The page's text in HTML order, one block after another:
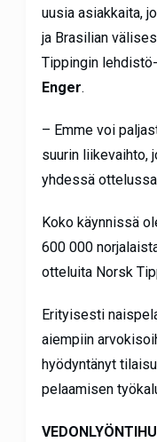
uusia asiakkaita,
ja Brasilian
Tippingin
Enger.
– Emme voi
suurin liikevaihto,
yhdessä
Koko käynnissä
600 000
otteluita Norsk
Erityisesti
aiempiin
hyödyntänyt
pelaamisen